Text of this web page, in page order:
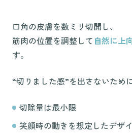
口角の皮膚を数ミリ切開し、
筋肉の位置を調整して 自然に上
す。
“切りました感”を出さないために
切除量は最小限
笑顔時の動きを想定したデザ